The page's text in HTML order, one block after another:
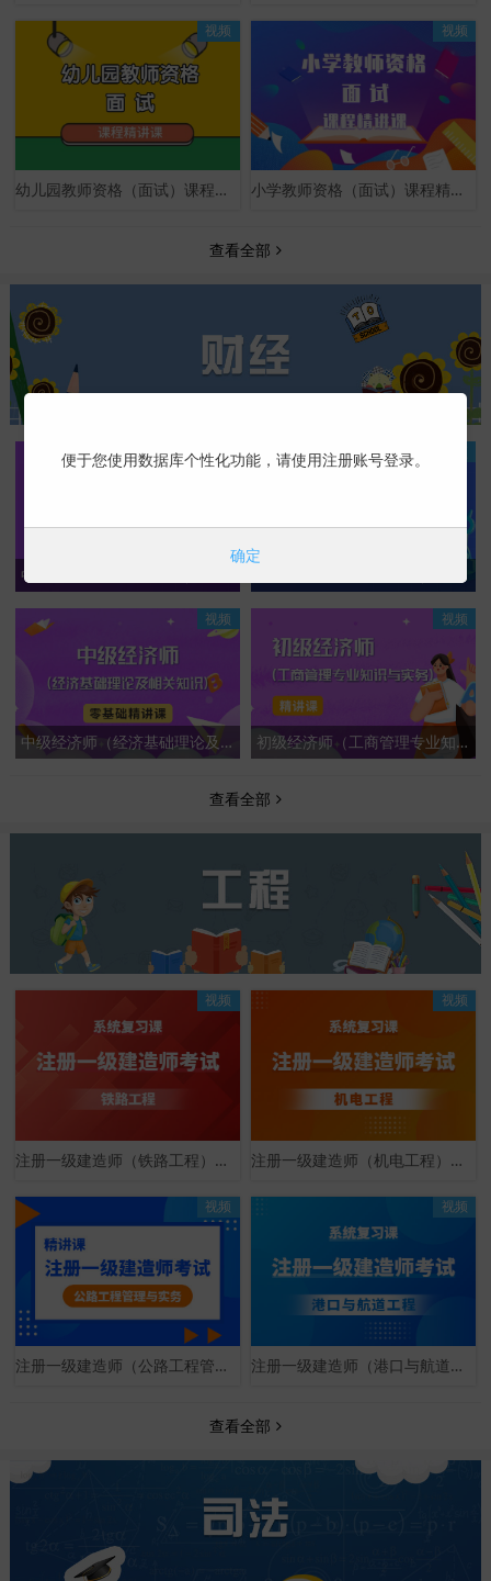
幼儿园教师资格（面试）课程精讲课
视频
小学教师资格（面试）课程精讲课
视频
查看全部
视频
中级会计专业技术资格（中级经济法）基础精讲课
中级经济师（经济基础理论及相关知识）零基础精讲课
视频
初级经济师（工商管理专业知识与实务）-精讲课
视频
查看全部
注册一级建造师（铁路工程）系统复习课
视频
注册一级建造师（机电工程）系统复习课
视频
注册一级建造师（公路工程管理与实务）精讲课
视频
注册一级建造师（港口与航道工程）系统复习课
视频
查看全部
便于您使用数据库个性化功能，请使用注册账号登录。
确定